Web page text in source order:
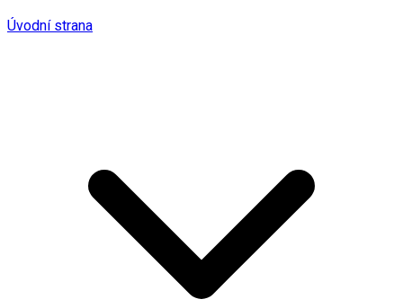
Úvodní strana